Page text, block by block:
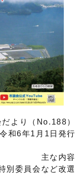
より（No.188）
和6年1月1日発行
主な内容
委員会など改選